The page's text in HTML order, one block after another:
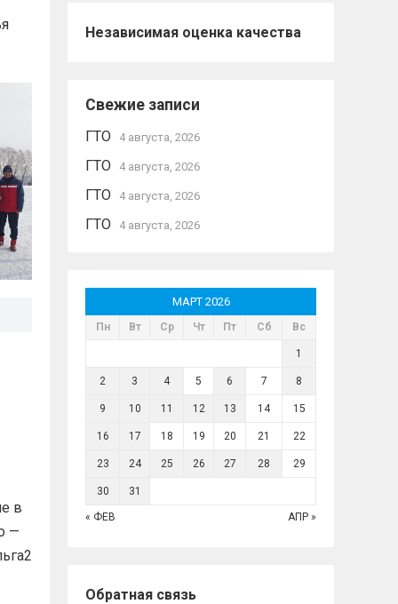
в
—
Независимая оценка качества
Свежие записи
ГТО 4 августа, 2026
ГТО 4 августа, 2026
ГТО 4 августа, 2026
ГТО 4 августа, 2026
МАРТ 2026
Пн Вт Ср Чт Пт Сб Вс
1
2 3 4 5 6 7 8
9 10 11 12 13 14 15
16 17 18 19 20 21 22
23 24 25 26 27 28 29
30 31
« ФЕВ АПР »
Обратная связь